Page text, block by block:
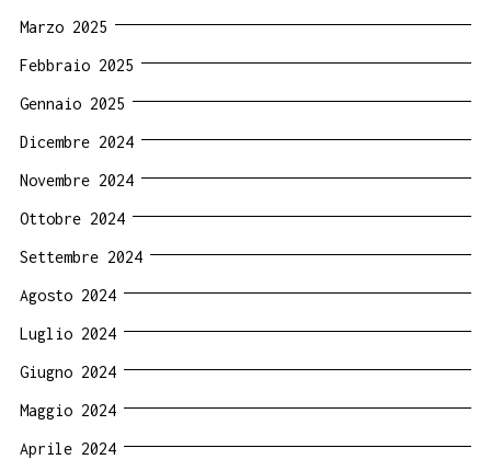
Marzo 2025
Febbraio 2025
Gennaio 2025
Dicembre 2024
Novembre 2024
Ottobre 2024
Settembre 2024
Agosto 2024
Luglio 2024
Giugno 2024
Maggio 2024
Aprile 2024